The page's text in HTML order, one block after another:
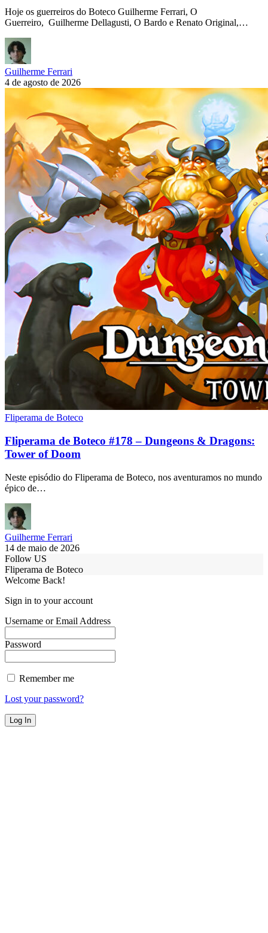
Hoje os guerreiros do Boteco Guilherme Ferrari, O
Guerreiro, Guilherme Dellagusti, O Bardo e Renato Original,…
Guilherme Ferrari
4 de agosto de 2026
Fliperama de Boteco
Fliperama de Boteco #178 – Dungeons & Dragons:
Tower of Doom
Neste episódio do Fliperama de Boteco, nos aventuramos no mundo
épico de…
Guilherme Ferrari
14 de maio de 2026
Follow US
Fliperama de Boteco
Welcome Back!
Sign in to your account
Username or Email Address
Password
Remember me
Lost your password?